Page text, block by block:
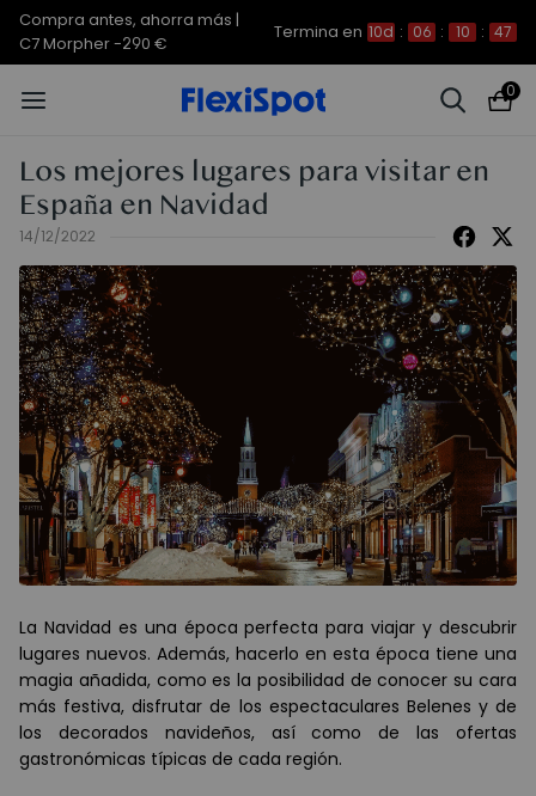
Compra antes, ahorra más |
C7 Morpher -290 €
Termina en 10d : 06 : 10 : 47
0
Los mejores lugares para visitar en
España en Navidad
14/12/2022
La Navidad es una época perfecta para viajar y descubrir
lugares nuevos. Además, hacerlo en esta época tiene una
magia añadida, como es la posibilidad de conocer su cara
más festiva, disfrutar de los espectaculares Belenes y de
los decorados navideños, así como de las ofertas
gastronómicas típicas de cada región.